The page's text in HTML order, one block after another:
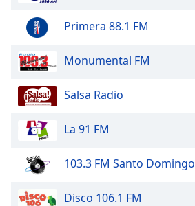
Primera 88.1 FM
Monumental FM
Salsa Radio
La 91 FM
103.3 FM Santo Domingo
Disco 106.1 FM